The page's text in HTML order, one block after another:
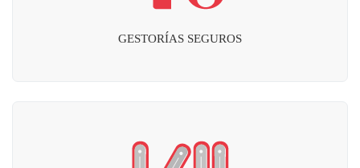
GESTORÍAS SEGUROS